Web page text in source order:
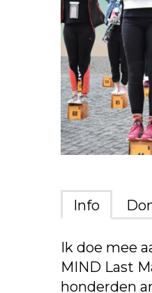
Info
Ik doe mee
MIND Last
honderden